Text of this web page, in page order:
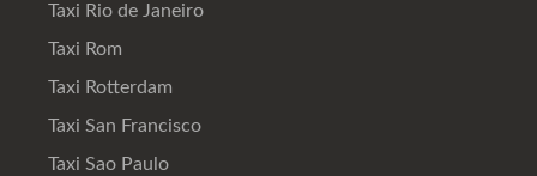
Taxi Rio de Janeiro
Taxi Rom
Taxi Rotterdam
Taxi San Francisco
Taxi Sao Paulo